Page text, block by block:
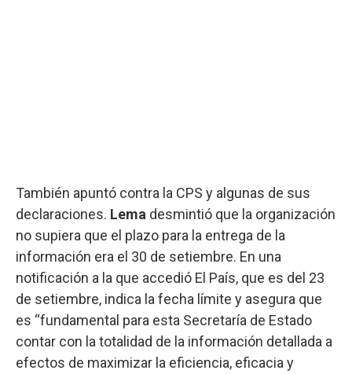
También apuntó contra la CPS y algunas de sus
declaraciones. Lema desmintió que la organización
no supiera que el plazo para la entrega de la
información era el 30 de setiembre. En una
notificación a la que accedió El País, que es del 23
de setiembre, indica la fecha límite y asegura que
es “fundamental para esta Secretaría de Estado
contar con la totalidad de la información detallada a
efectos de maximizar la eficiencia, eficacia y